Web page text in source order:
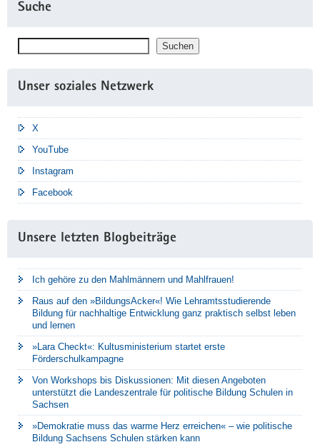
Suche
Suchen Suchen
Unser soziales Netzwerk
X
YouTube
Instagram
Facebook
Unsere letzten Blogbeiträge
Ich gehöre zu den Mahlmännern und Mahlfrauen!
Raus auf den »BildungsAcker«! Wie Lehramtsstudierende
Bildung für nachhaltige Entwicklung ganz praktisch selbst leben
und lernen
»Lara Checkt«: Kultusministerium startet erste
Förderschulkampagne
Von Workshops bis Diskussionen: Mit diesen Angeboten
unterstützt die Landeszentrale für politische Bildung Schulen in
Sachsen
»Demokratie muss das warme Herz erreichen« – wie politische
Bildung Sachsens Schulen stärken kann